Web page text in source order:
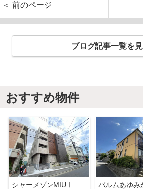
＜ 前のページ
ブログ記事一覧を
おすすめ物件